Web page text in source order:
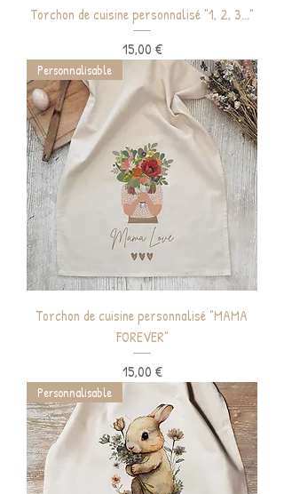
Torchon de cuisine personnalisé "1, 2, 3..."
Prix
15,00 €
Personnalisable
Torchon de cuisine personnalisé "MAMA
FOREVER"
Prix
15,00 €
Personnalisable